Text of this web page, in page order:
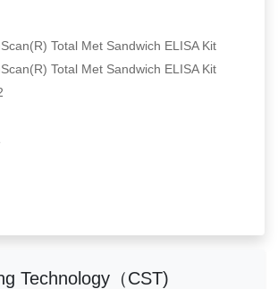
Total Met Sandwich ELISA Kit
Total Met Sandwich ELISA Kit
Technology（CST)